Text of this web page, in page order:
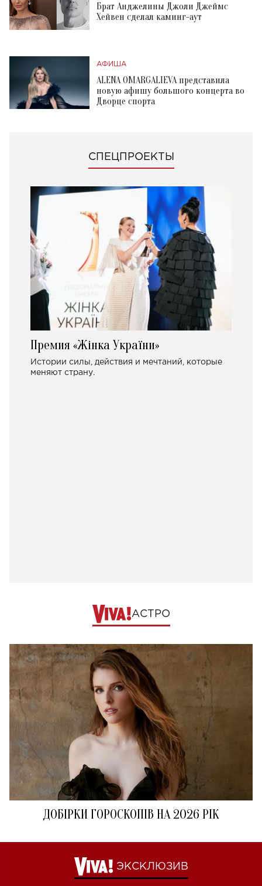
Брат Анджелины Джоли Джеймс
Хейвен сделал каминг-аут
АФИША
ALENA OMARGALIEVA представила
новую афишу большого концерта во
Дворце спорта
СПЕЦПРОЕКТЫ
Премия «Жінка України»
Истории силы, действия и мечтаний, которые
меняют страну.
АСТРО
ДОБІРКИ ГОРОСКОПІВ НА 2026 РІК
ЭКСКЛЮЗИВ